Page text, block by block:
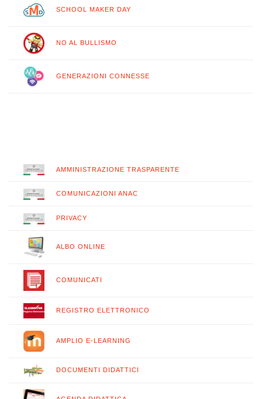
SCHOOL MAKER DAY
NO AL BULLISMO
GENERAZIONI CONNESSE
AMMINISTRAZIONE TRASPARENTE
COMUNICAZIONI ANAC
PRIVACY
ALBO ONLINE
COMUNICATI
REGISTRO ELETTRONICO
AMPLIO E-LEARNING
DOCUMENTI DIDATTICI